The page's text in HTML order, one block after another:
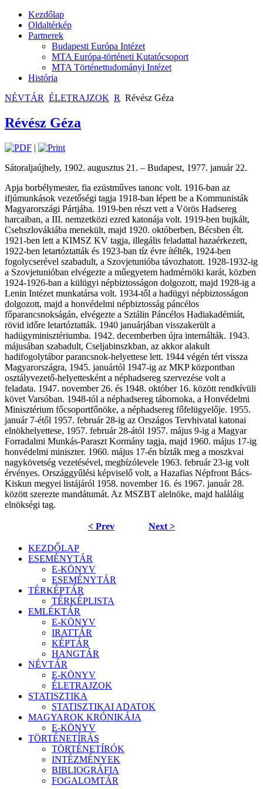
Kezdőlap
Oldaltérkép
Partnerek
Budapesti Európa Intézet
MTA Európa-történeti Kutatócsoport
MTA Történettudományi Intézet
História
NÉVTÁR ÉLETRAJZOK R Révész Géza
Révész Géza
|
Sátoraljaújhely, 1902. augusztus 21. – Budapest, 1977. január 22.
Apja borbélymester, fia ezüstműves tanonc volt. 1916-ban az
ifjúmunkások vezetőségi tagja 1918-ban lépett be a Kommunisták
Magyarországi Pártjába. 1919-ben részt vett a Vörös Hadsereg
harcaiban, a III. nemzetközi ezred katonája volt. 1919-ben bujkált,
Csehszlovákiába menekült, majd 1920. októberben, Bécsben élt.
1921-ben lett a KIMSZ KV tagja, illegális feladattal hazaérkezett,
1922-ben letartóztatták és 1923-ban tíz évre ítélték, 1924-ben
fogolycserével szabadult, a Szovjetunióba távozhatott. 1928-1932-ig
a Szovjetunióban elvégezte a műegyetem hadmérnöki karát, közben
1924-1926-ban a külügyi népbiztosságon dolgozott, majd 1928-ig a
Lenin Intézet munkatársa volt. 1934-től a hadügyi népbiztosságon
dolgozott, majd a honvédelmi népbiztosság páncélos
főparancsnokságán, elvégezte a Sztálin Páncélos Hadiakadémiát,
rövid időre letartóztatták. 1940 januárjában visszakerült a
hadügyminisztériumba. 1942. decemberben újra internálták. 1943.
májusában szabadult, Cseljabinszkban, az akkor alakult
hadifogolytábor parancsnok-helyettese lett. 1944 végén tért vissza
Magyarországra, 1945. januártól 1947-ig az MKP központban
osztályvezető-helyettesként a néphadsereg szervezése volt a
feladata. 1947. november 26. és 1948. október 16. között rendkívüli
követ Varsóban. 1948-tól a néphadsereg tábornoka, a Honvédelmi
Minisztérium főcsoportfőnöke, a néphadsereg főfelügyelője. 1955.
január 7-étől 1957. február 28-ig az Országos Tervhivatal katonai
elnökhelyettese, 1957. február 28-ától 1957. május 9-ig a Magyar
Forradalmi Munkás-Paraszt Kormány tagja, majd 1960. május 17-ig
honvédelmi miniszter. 1960. május 17-én bízták meg a moszkvai
nagykövetség vezetésével, megbízólevele 1963. február 23-ig volt
érvényes. Országgyűlési képviselő volt, a Hazafias Népfront Bács-
Kiskun megyei listájáról 1958. november 16. és 1967. január 28.
között szerezte mandátumát. Az MSZBT alelnöke, majd haláláig
elnökségi tag.
< Prev Next >
KEZDŐLAP
ESEMÉNYTÁR
E-KÖNYV
ESEMÉNYTÁR
TÉRKÉPTÁR
TÉRKÉPLISTA
EMLÉKTÁR
E-KÖNYV
IRATTÁR
KÉPTÁR
HANGTÁR
NÉVTÁR
E-KÖNYV
ÉLETRAJZOK
STATISZTIKA
STATISZTIKAI ADATOK
MAGYAROK KRÓNIKÁJA
E-KÖNYV
TÖRTÉNETÍRÁS
TÖRTÉNETÍRÓK
INTÉZMÉNYEK
BIBLIOGRÁFIA
FOGALOMTÁR